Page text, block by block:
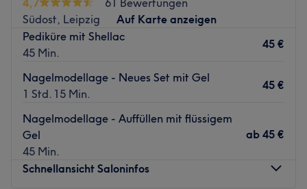
4,7
61 Bewertungen
Südost, Leipzig
Auf Karte anzeigen
Pediküre mit Shellac
45 Min.
45 €
Nagelmodellage - Neues Set mit Gel
1 Std. 15 Min.
45 €
Nagelmodellage - Auffüllen mit flüssigem
Gel
45 Min.
ab 45 €
Schnellansicht Saloninfos